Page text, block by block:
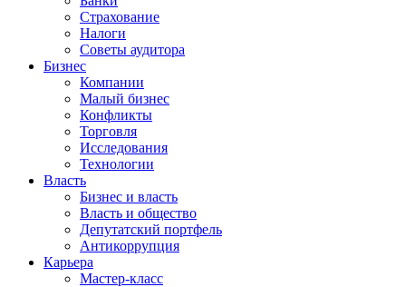
Страхование
Налоги
Советы аудитора
Бизнес
Компании
Малый бизнес
Конфликты
Торговля
Исследования
Технологии
Власть
Бизнес и власть
Власть и общество
Депутатский портфель
Антикоррупция
Карьера
Мастер-класс